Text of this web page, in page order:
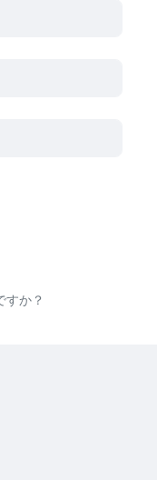
すか？